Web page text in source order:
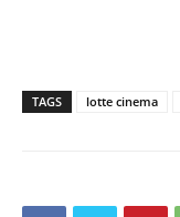
TAGS lotte cinema